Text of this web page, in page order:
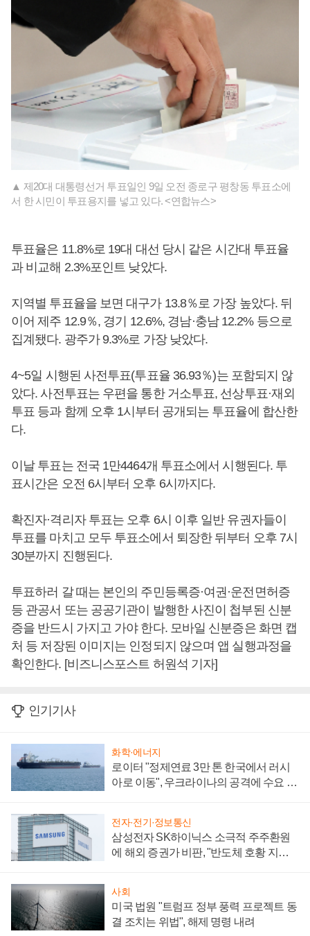
▲ 제20대 대통령선거 투표일인 9일 오전 종로구 평창동 투표소에
서 한 시민이 투표용지를 넣고 있다. <연합뉴스>
투표율은 11.8%로 19대 대선 당시 같은 시간대 투표율
과 비교해 2.3%포인트 낮았다.
지역별 투표율을 보면 대구가 13.8％로 가장 높았다. 뒤
이어 제주 12.9％, 경기 12.6%, 경남·충남 12.2% 등으로
집계됐다. 광주가 9.3%로 가장 낮았다.
4~5일 시행된 사전투표(투표율 36.93％)는 포함되지 않
았다. 사전투표는 우편을 통한 거소투표, 선상투표·재외
투표 등과 함께 오후 1시부터 공개되는 투표율에 합산한
다.
이날 투표는 전국 1만4464개 투표소에서 시행된다. 투
표시간은 오전 6시부터 오후 6시까지다.
확진자·격리자 투표는 오후 6시 이후 일반 유권자들이
투표를 마치고 모두 투표소에서 퇴장한 뒤부터 오후 7시
30분까지 진행된다.
투표하러 갈 때는 본인의 주민등록증·여권·운전면허증
등 관공서 또는 공공기관이 발행한 사진이 첩부된 신분
증을 반드시 가지고 가야 한다. 모바일 신분증은 화면 캡
처 등 저장된 이미지는 인정되지 않으며 앱 실행과정을
확인한다. [비즈니스포스트 허원석 기자]
인기기사
화학·에너지
로이터 "정제연료 3만 톤 한국에서 러시
아로 이동", 우크라이나의 공격에 수요 늘
전자·전기·정보통신
삼성전자 SK하이닉스 소극적 주주환원
에 해외 증권가 비판, "반도체 호황 지속
사회
미국 법원 "트럼프 정부 풍력 프로젝트 동
결 조치는 위법", 해제 명령 내려